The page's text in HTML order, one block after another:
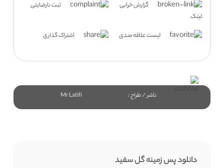
گزارش خرابی
لینک
ثبت نارضایتی
لیست علاقه مندی اشتراک گذاری
ناشر / طراح : Mr Latifi
دانلود پس زمینه گل سفید